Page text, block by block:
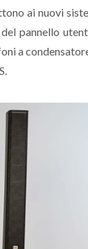
ai nuovi
pannello
a